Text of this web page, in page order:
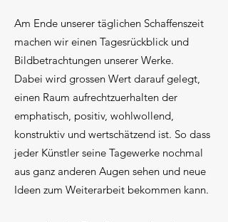
Am Ende unserer täglichen Schaffenszeit
machen wir einen Tagesrückblick und
Bildbetrachtungen unserer Werke.
Dabei wird grossen Wert darauf gelegt,
einen Raum aufrechtzuerhalten der
emphatisch, positiv, wohlwollend,
konstruktiv und wertschätzend ist. So dass
jeder Künstler seine Tagewerke nochmal
aus ganz anderen Augen sehen und neue
Ideen zum Weiterarbeit bekommen kann.